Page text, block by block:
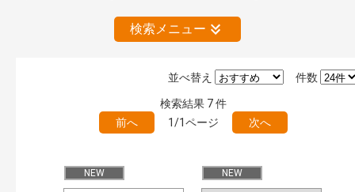
検索メニュー
絞り込みの解除
旧版（WEBカタログ）
キーワード検索（あいまい）
件数
並べ替え
検索結果 7件
前へ
1/1ページ 次へ
NEW NEW